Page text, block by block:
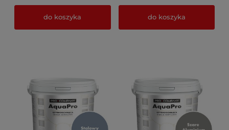
do koszyka do koszyka